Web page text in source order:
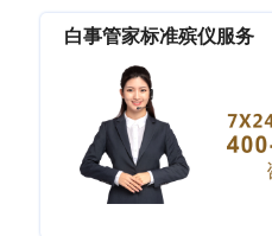
白事管家标准殡仪服务